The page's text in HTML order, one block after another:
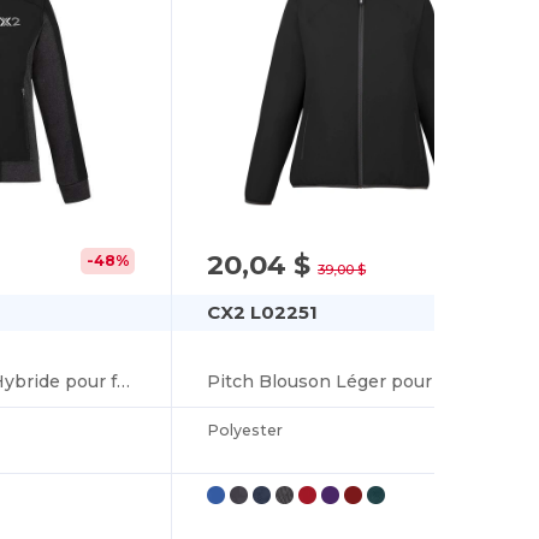
-48%
Observer Blouson Hybride pour femme
20,04 $39,00 $
CX2 L02251
Pitch Blouson Léger pour femme
Polyester